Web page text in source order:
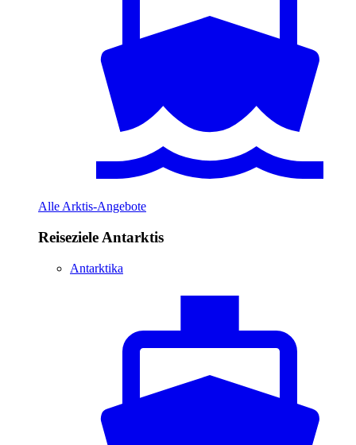
Alle Arktis-Angebote
Reiseziele Antarktis
Antarktika